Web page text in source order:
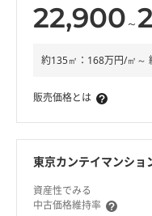
22,900 ～
約135㎡：168万円/㎡～
販売価格とは
東京カンテイマンショ
資産性でみる
中古価格維持率